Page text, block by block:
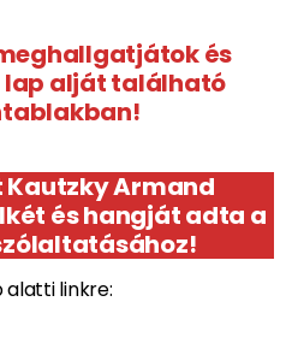
és
lap alját található
Kautzky Armand
és hangját adta a
alatti linkre: